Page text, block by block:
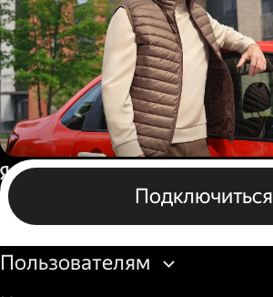
Автокурьер
Подключиться
Бизнесу
Пользователям